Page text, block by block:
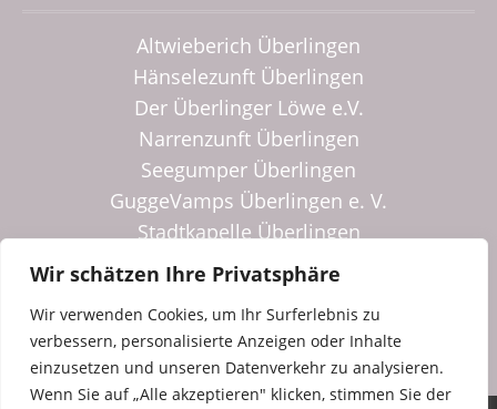
Wir schätzen Ihre Privatsphäre
Wir verwenden Cookies, um Ihr Surferlebnis zu
verbessern, personalisierte Anzeigen oder Inhalte
einzusetzen und unseren Datenverkehr zu analysieren.
Wenn Sie auf „Alle akzeptieren" klicken, stimmen Sie der
Altwieberich Überlingen
Hänselezunft Überlingen
Der Überlinger Löwe e.V.
Narrenzunft Überlingen
Seegumper Überlingen
GuggeVamps Überlingen e. V.
Stadtkapelle Überlingen
Spielmannszug Überlingen
Überlinger Dampfkapelle
Eurocarnevale